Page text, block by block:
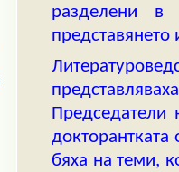
разделени в
бяха на теми,